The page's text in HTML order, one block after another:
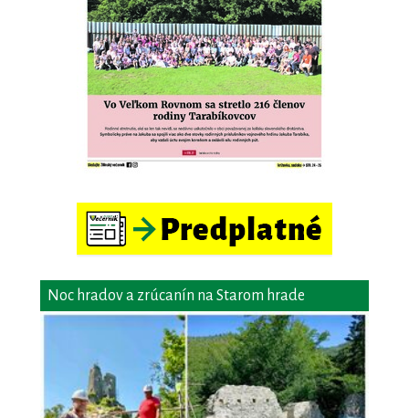
Noc hradov a zrúcanín na Starom hrade